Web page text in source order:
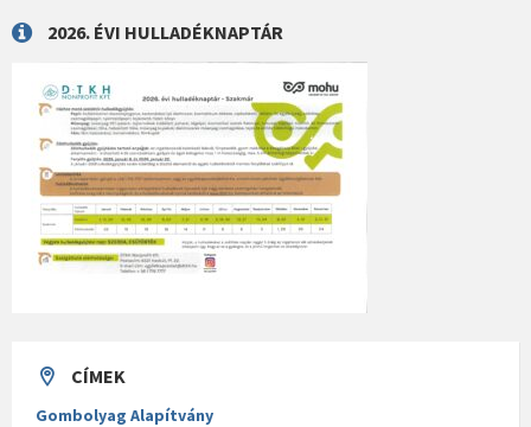
2026. ÉVI HULLADÉKNAPTÁR
CÍMEK
Gombolyag Alapítvány